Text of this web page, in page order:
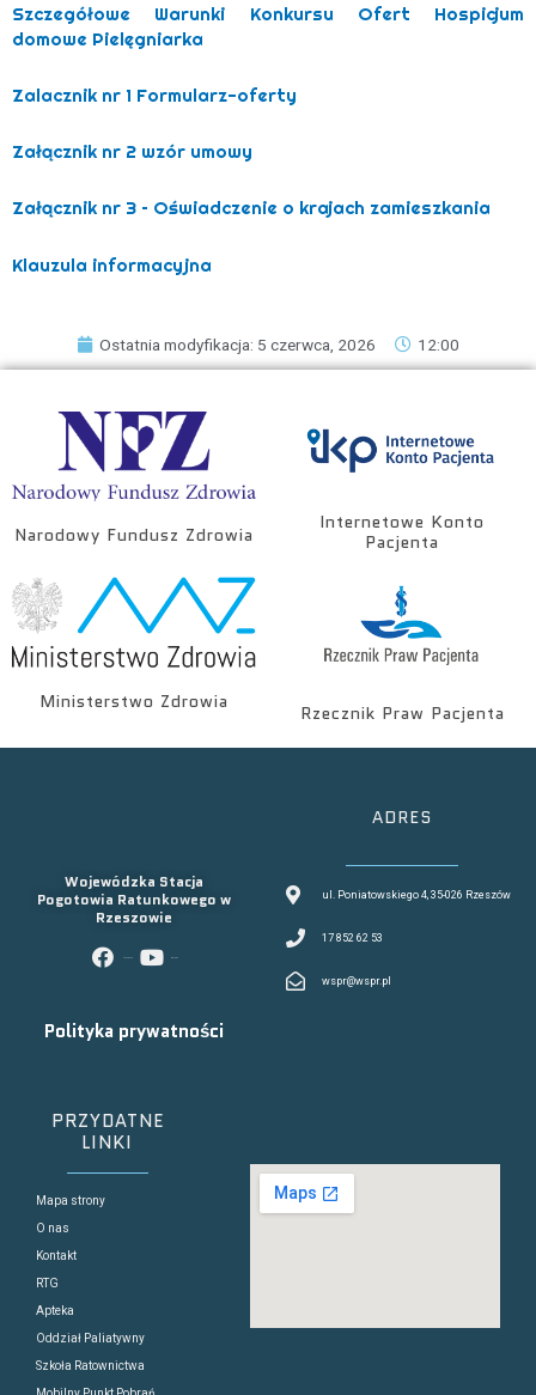
Szczegółowe Warunki Konkursu Ofert Hospicjum
domowe Pielęgniarka
Zalacznik nr 1 Formularz-oferty
Załącznik nr 2 wzór umowy
Załącznik nr 3 – Oświadczenie o krajach zamieszkania
Klauzula informacyjna
Ostatnia modyfikacja: 5 czerwca, 2026 12:00
Narodowy Fundusz Zdrowia
Internetowe Konto
Pacjenta
Ministerstwo Zdrowia
Rzecznik Praw Pacjenta
Wojewódzka Stacja
Pogotowia Ratunkowego w
Rzeszowie
Polityka prywatności
ADRES
ul. Poniatowskiego 4, 35-026 Rzeszów
17 852 62 53
wspr@wspr.pl
PRZYDATNE
LINKI
Mapa strony
O nas
Kontakt
RTG
Apteka
Oddział Paliatywny
Szkoła Ratownictwa